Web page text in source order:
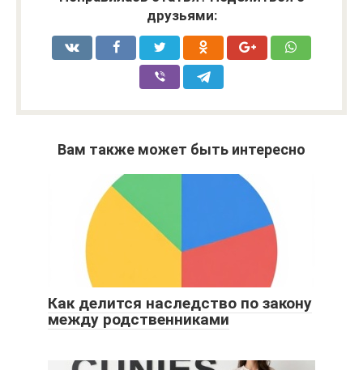
друзьями:
Вам также может быть интересно
Как делится наследство по закону
между родственниками